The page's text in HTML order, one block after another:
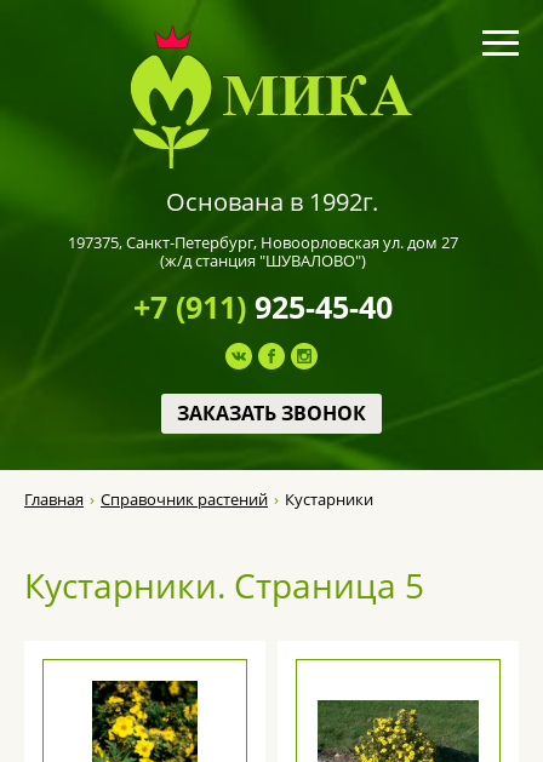
Основана в 1992г.
197375,Санкт-Петербург, Новоорловская ул. дом 27
(ж/д станция "ШУВАЛОВО")
+7 (911)925-45-40
ЗАКАЗАТЬ ЗВОНОК
Главная Справочник растений Кустарники
Кустарники. Страница 5